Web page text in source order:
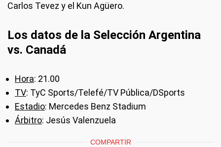
Carlos Tevez y el Kun Agüero.
Los datos de la Selección Argentina
vs. Canadá
Hora: 21.00
TV: TyC Sports/Telefé/TV Pública/DSports
Estadio: Mercedes Benz Stadium
Árbitro: Jesús Valenzuela
COMPARTIR